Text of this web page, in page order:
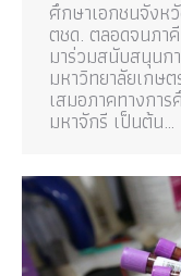
ศึกษาเอกชนจังห
ตชด. ตลอดจนภา
มาร่วมสนับสนุนก
มหาวิทยาลัยเกษ
เสมอภาคทางกา
มหาจักรี เป็นต้น…